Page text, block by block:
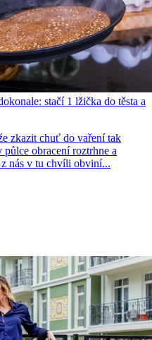
stačí 1 lžička do těsta a
zkazit chuť do vaření tak
obracení roztrhne a
z nás v tu chvíli obviní...